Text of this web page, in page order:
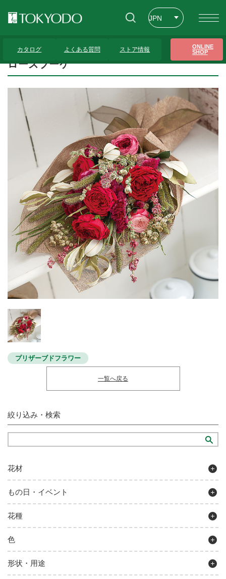
JPN
カタログ よくある質問 ストア情報
ONLINE
SHOP
ローズブーケ
プリザーブドフラワー
一覧へ戻る
絞り込み・検索
花材
もの日・イベント
花種
色
形状・用途